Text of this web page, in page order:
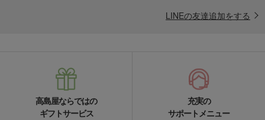
LINEの友達追加をする
高島屋ならではの
ギフトサービス
充実の
サポートメニュー